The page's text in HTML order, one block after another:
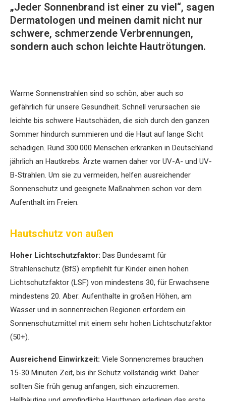
„Jeder Sonnenbrand ist einer zu viel“, sagen
Dermatologen und meinen damit nicht nur
schwere, schmerzende Verbrennungen,
sondern auch schon leichte Hautrötungen.
Warme Sonnenstrahlen sind so schön, aber auch so
gefährlich für unsere Gesundheit. Schnell verursachen sie
leichte bis schwere Hautschäden, die sich durch den ganzen
Sommer hindurch summieren und die Haut auf lange Sicht
schädigen. Rund 300.000 Menschen erkranken in Deutschland
jährlich an Hautkrebs. Ärzte warnen daher vor UV-A- und UV-
B-Strahlen. Um sie zu vermeiden, helfen ausreichender
Sonnenschutz und geeignete Maßnahmen schon vor dem
Aufenthalt im Freien.
Hautschutz von außen
Hoher Lichtschutzfaktor: Das Bundesamt für
Strahlenschutz (BfS) empfiehlt für Kinder einen hohen
Lichtschutzfaktor (LSF) von mindestens 30, für Erwachsene
mindestens 20. Aber: Aufenthalte in großen Höhen, am
Wasser und in sonnenreichen Regionen erfordern ein
Sonnenschutzmittel mit einem sehr hohen Lichtschutzfaktor
(50+).
Ausreichend Einwirkzeit: Viele Sonnencremes brauchen
15-30 Minuten Zeit, bis ihr Schutz vollständig wirkt. Daher
sollten Sie früh genug anfangen, sich einzucremen.